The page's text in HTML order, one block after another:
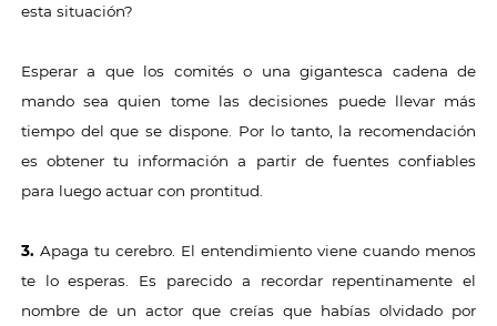
esta situación?
Esperar a que los comités o una gigantesca cadena de
mando sea quien tome las decisiones puede llevar más
tiempo del que se dispone. Por lo tanto, la recomendación
es obtener tu información a partir de fuentes confiables
para luego actuar con prontitud.
3. Apaga tu cerebro. El entendimiento viene cuando menos
te lo esperas. Es parecido a recordar repentinamente el
nombre de un actor que creías que habías olvidado por